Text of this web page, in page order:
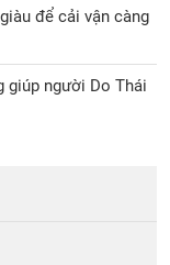
để cải vận càng
giúp người Do Thái